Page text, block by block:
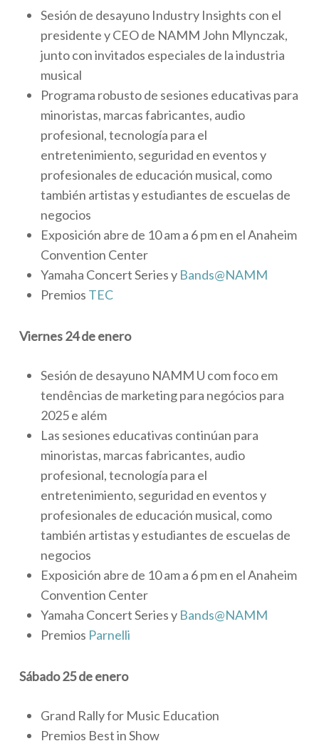
Sesión de desayuno Industry Insights con el
presidente y CEO de NAMM John Mlynczak,
junto con invitados especiales de la industria
musical
Programa robusto de sesiones educativas para
minoristas, marcas fabricantes, audio
profesional, tecnología para el
entretenimiento, seguridad en eventos y
profesionales de educación musical, como
también artistas y estudiantes de escuelas de
negocios
Exposición abre de 10 am a 6 pm en el Anaheim
Convention Center
Yamaha Concert Series y Bands@NAMM
Premios TEC
Viernes 24 de enero
Sesión de desayuno NAMM U com foco em
tendências de marketing para negócios para
2025 e além
Las sesiones educativas continúan para
minoristas, marcas fabricantes, audio
profesional, tecnología para el
entretenimiento, seguridad en eventos y
profesionales de educación musical, como
también artistas y estudiantes de escuelas de
negocios
Exposición abre de 10 am a 6 pm en el Anaheim
Convention Center
Yamaha Concert Series y Bands@NAMM
Premios Parnelli
Sábado 25 de enero
Grand Rally for Music Education
Premios Best in Show